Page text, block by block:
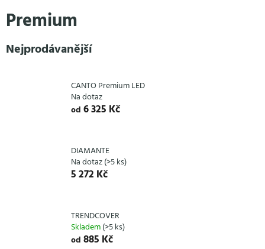
na
obsah
Premium
Nejprodávanější
CANTO Premium LED
Na dotaz
od 6 325 Kč
DIAMANTE
Na dotaz(>5 ks)
5 272 Kč
TRENDCOVER
Skladem(>5 ks)
od 885 Kč